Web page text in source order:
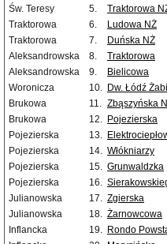
Św. Teresy
5. Traktorowa
Traktorowa
6. Ludowa NŻ
Traktorowa
7. Duńska NŻ
Aleksandrowska
8. Traktorowa
Aleksandrowska
9. Bielicowa
Woronicza
10. Dw. Łódź
Brukowa
11. Zbąszyńska
Brukowa
12. Pojezierska
Pojezierska
13.
Pojezierska
14. Włókniarzy
Pojezierska
15. Grunwaldzka
Pojezierska
16.
Julianowska
17. Zgierska
Julianowska
18. Żarnowcowa
Inflancka
19. Rondo